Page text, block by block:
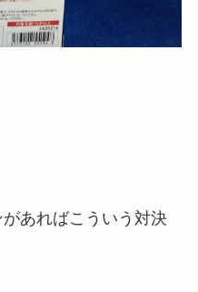
あればこういう対決